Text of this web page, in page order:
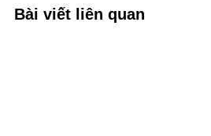
Bài viết liên quan